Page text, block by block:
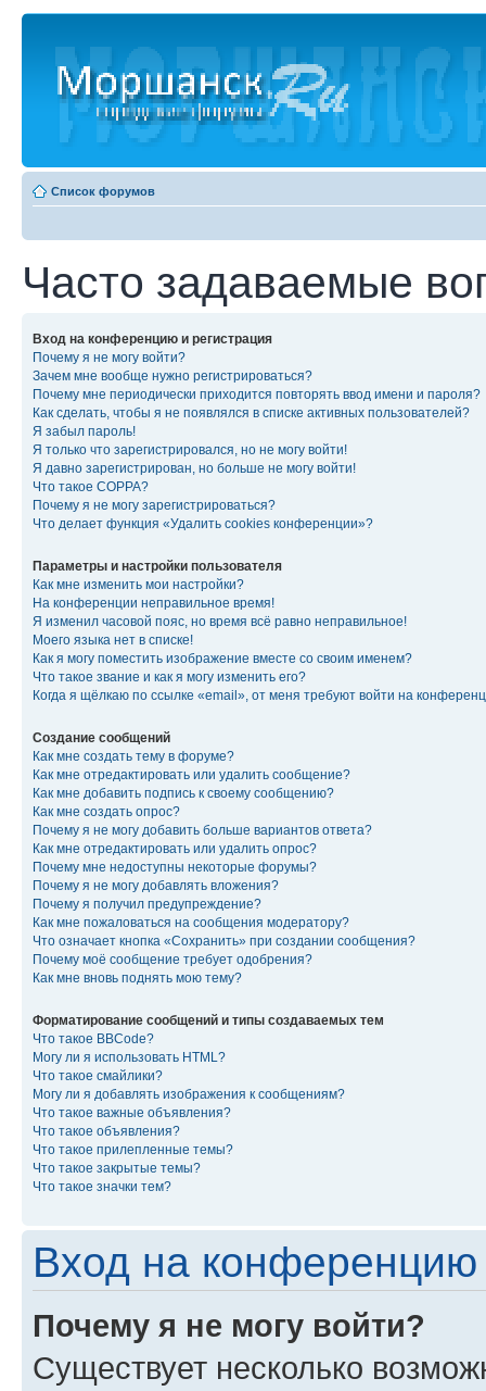
Список форумов
Часто задаваемые
Вход на конференцию и регистрация
Почему я не могу войти?
Зачем мне вообще нужно регистрироваться?
Почему мне периодически приходится повторять ввод имени и пароля?
Как сделать, чтобы я не появлялся в списке активных пользователей?
Я забыл пароль!
Я только что зарегистрировался, но не могу войти!
Я давно зарегистрирован, но больше не могу войти!
Что такое COPPA?
Почему я не могу зарегистрироваться?
Что делает функция «Удалить cookies конференции»?
Параметры и настройки пользователя
Как мне изменить мои настройки?
На конференции неправильное время!
Я изменил часовой пояс, но время всё равно неправильное!
Моего языка нет в списке!
Как я могу поместить изображение вместе со своим именем?
Что такое звание и как я могу изменить его?
Когда я щёлкаю по ссылке «email», от меня требуют войти на
Создание сообщений
Как мне создать тему в форуме?
Как мне отредактировать или удалить сообщение?
Как мне добавить подпись к своему сообщению?
Как мне создать опрос?
Почему я не могу добавить больше вариантов ответа?
Как мне отредактировать или удалить опрос?
Почему мне недоступны некоторые форумы?
Почему я не могу добавлять вложения?
Почему я получил предупреждение?
Как мне пожаловаться на сообщения модератору?
Что означает кнопка «Сохранить» при создании сообщения?
Почему моё сообщение требует одобрения?
Как мне вновь поднять мою тему?
Форматирование сообщений и типы создаваемых тем
Что такое BBCode?
Могу ли я использовать HTML?
Что такое смайлики?
Могу ли я добавлять изображения к сообщениям?
Что такое важные объявления?
Что такое объявления?
Что такое прилепленные темы?
Что такое закрытые темы?
Что такое значки тем?
Вход на конференцию
Почему я не могу войти?
Существует несколько